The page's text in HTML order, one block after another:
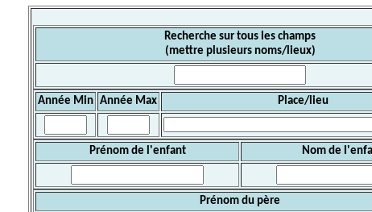
Recherche sur tous les champs
(mettre plusieurs noms/lieux)
Année Min Année Max Place/lieu
Prénom de l'enfant Nom de
Prénom du père